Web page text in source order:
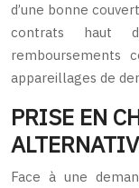
d’une bonne
contrats haut
remboursements
appareillages de
PRISE EN
Face à une